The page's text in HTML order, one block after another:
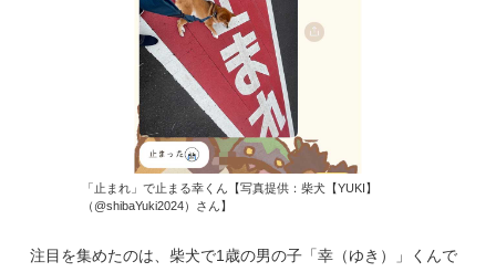
「止まれ」で止まる幸くん【写真提供：柴犬【YUKI】
（@shibaYuki2024）さん】
注目を集めたのは、柴犬で1歳の男の子「幸（ゆき）」くんで